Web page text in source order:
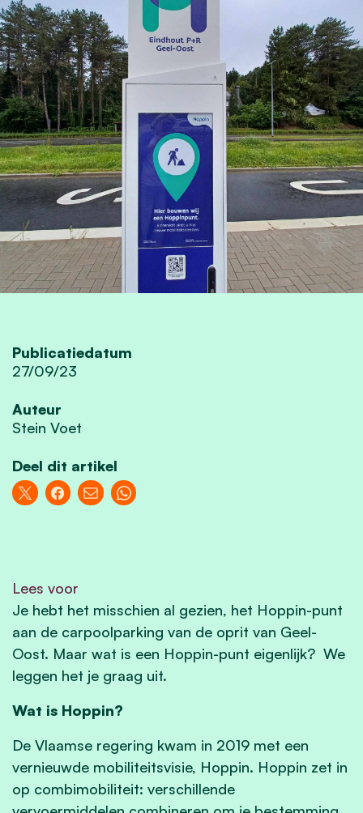
Publicatiedatum
27/09/23
Auteur
Stein Voet
Deel dit artikel
Lees voor
Je hebt het misschien al gezien, het Hoppin-punt
aan de carpoolparking van de oprit van Geel-
Oost. Maar wat is een Hoppin-punt eigenlijk? We
leggen het je graag uit.
Wat is Hoppin?
De Vlaamse regering kwam in 2019 met een
vernieuwde mobiliteitsvisie, Hoppin. Hoppin zet in
op combimobiliteit: verschillende